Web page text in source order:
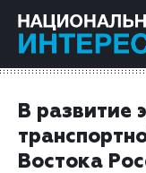
В развитие
Востока